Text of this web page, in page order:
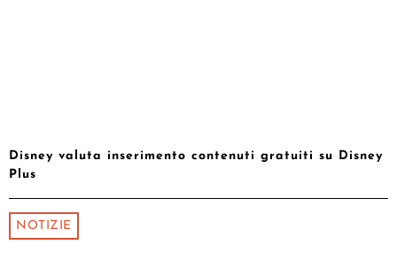
Disney valuta inserimento contenuti gratuiti su Disney
Plus
NOTIZIE